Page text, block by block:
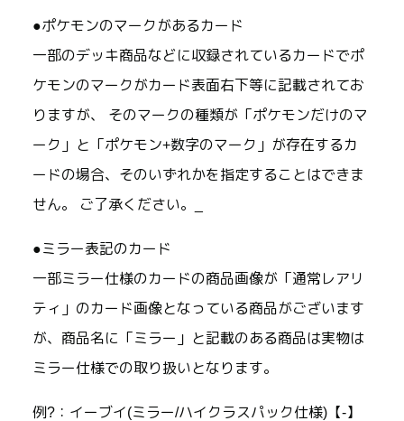
●ポケモンのマークがあるカード
一部のデッキ商品などに収録されているカードでポ
ケモンのマークがカード表面右下等に記載されてお
りますが、 そのマークの種類が「ポケモンだけのマ
ーク」と「ポケモン+数字のマーク」が存在するカ
ードの場合、そのいずれかを指定することはできま
せん。 ご了承ください。_
●ミラー表記のカード
一部ミラー仕様のカードの商品画像が「通常レアリ
ティ」のカード画像となっている商品がございます
が、商品名に「ミラー」と記載のある商品は実物は
ミラー仕様での取り扱いとなります。
例?：イーブイ(ミラー/ハイクラスパック仕様)【-】